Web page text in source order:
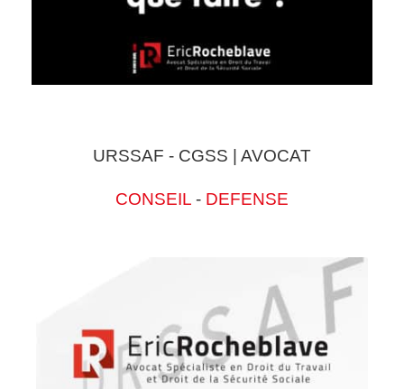
URSSAF - CGSS | AVOCAT
CONSEIL - DEFENSE